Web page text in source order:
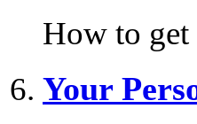
How to get
Your